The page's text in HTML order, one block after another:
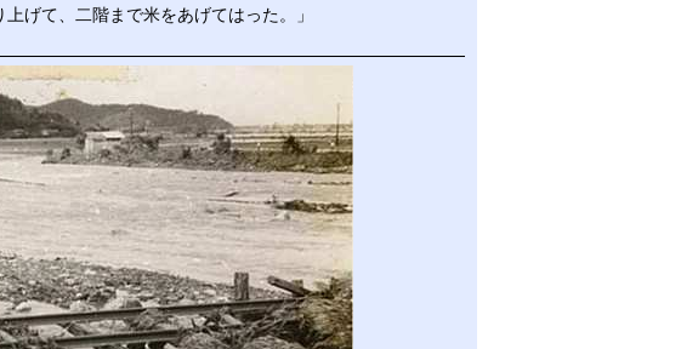
げて、二階まで米をあげてはった。」